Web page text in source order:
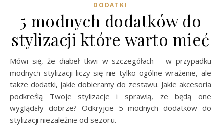
DODATKI
5 modnych dodatków do
stylizacji które warto mieć
Mówi się, że diabeł tkwi w szczegółach – w przypadku
modnych stylizacji liczy się nie tylko ogólne wrażenie, ale
także dodatki, jakie dobieramy do zestawu. Jakie akcesoria
podkreślą Twoje stylizacje i sprawią, że będą one
wyglądały dobrze? Odkryjcie 5 modnych dodatków do
stylizacji niezależnie od sezonu.